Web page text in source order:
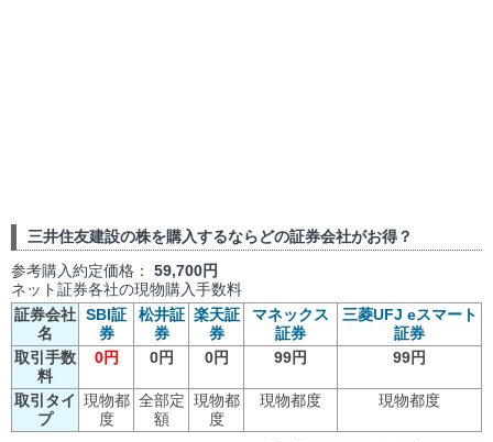
三井住友建設の株を購入するならどの証券会社がお得？
参考購入約定価格： 59,700円
ネット証券各社の現物購入手数料
証券会社
名
SBI証
券
松井証
券
楽天証
券
マネックス
証券
三菱UFJ eスマート
証券
取引手数
料
0円 0円 0円 99円 99円
取引タイ
プ
現物都
度
全部定
額
現物都
度
現物都度 現物都度